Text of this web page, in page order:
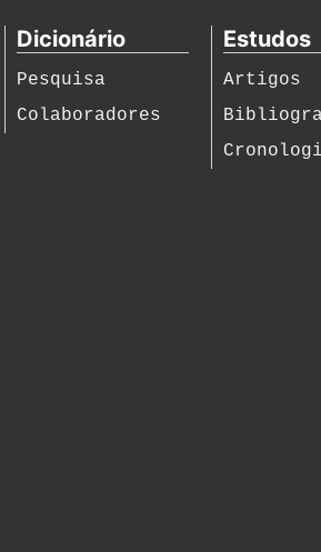
Dicionário
Pesquisa
Colaboradores
Estudos
Artigos